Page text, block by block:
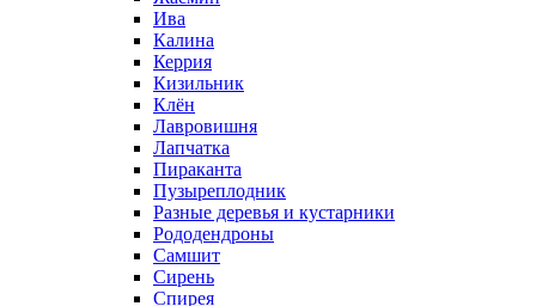
Ива
Калина
Керрия
Кизильник
Клён
Лавровишня
Лапчатка
Пираканта
Пузыреплодник
Разные деревья и кустарники
Рододендроны
Самшит
Сирень
Спирея